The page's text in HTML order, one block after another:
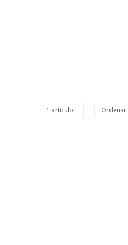
1 artículo